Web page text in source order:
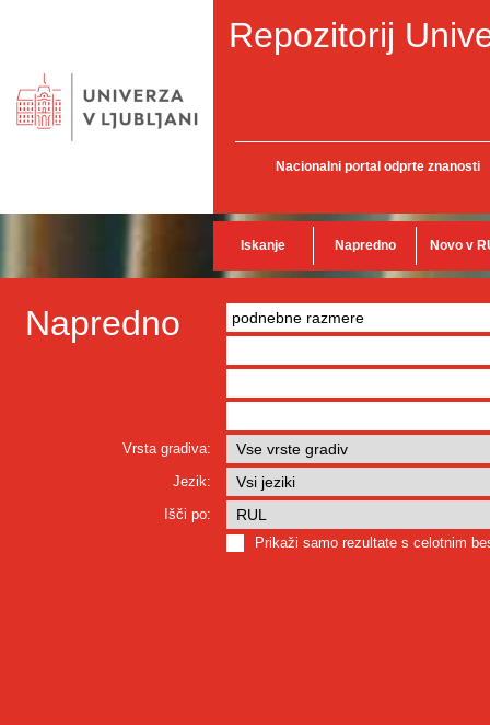
Repozitorij
Nacionalni portal odprte znanosti
Iskanje Napredno Novo v
Napredno
Vrsta gradiva:
Jezik:
Išči po:
Prikaži samo rezultate s celotnim